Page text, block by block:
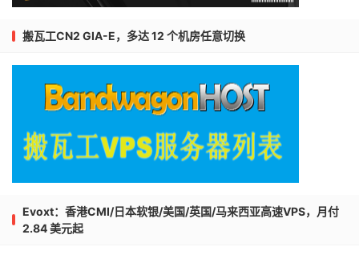
搬瓦工CN2 GIA-E，多达 12 个机房任意切换
Evoxt：香港CMI/日本软银/美国/英国/马来西亚高速VPS，月付
2.84 美元起